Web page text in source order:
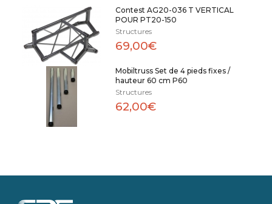
Contest AG20-036 T VERTICAL
POUR PT20-150
Structures
69,00€
Mobiltruss Set de 4 pieds fixes /
hauteur 60 cm P60
Structures
62,00€